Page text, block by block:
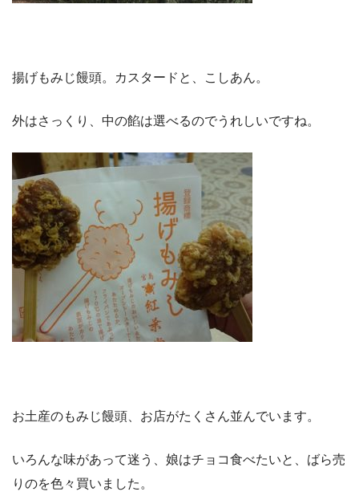
揚げもみじ饅頭。カスタードと、こしあん。
外はさっくり、中の餡は選べるのでうれしいですね。
お土産のもみじ饅頭、お店がたくさん並んでいます。
いろんな味があって迷う、娘はチョコ食べたいと、ばら売
りのを色々買いました。